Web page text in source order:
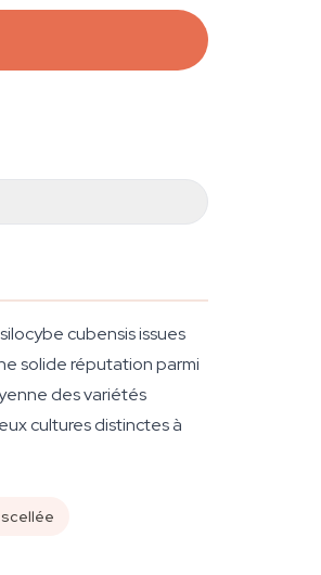
cubensis issues
solide réputation parmi
des variétés
cultures distinctes à